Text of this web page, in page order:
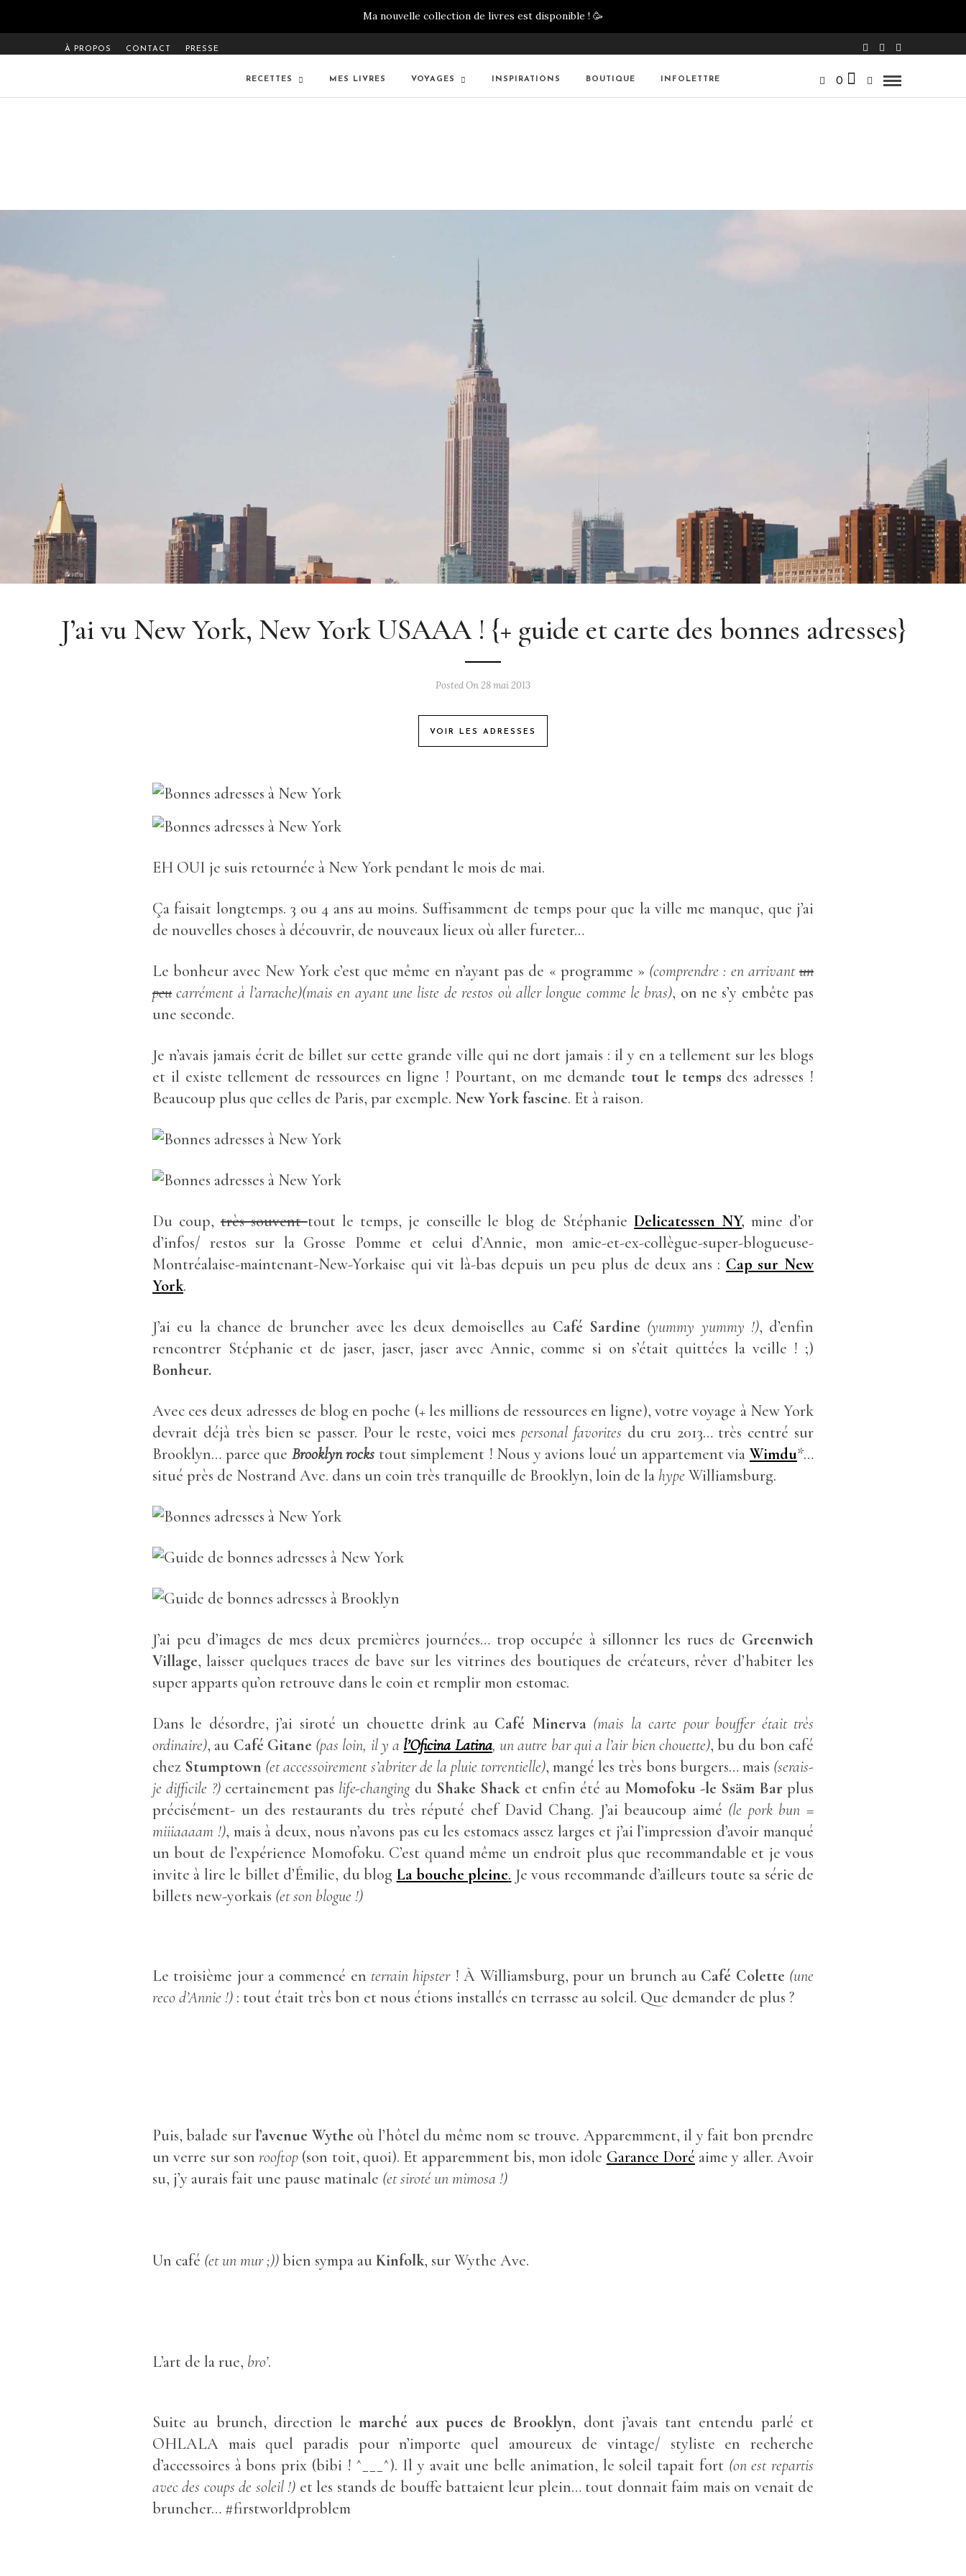
Ma nouvelle collection de livres est disponible ! 🥳
À PROPOS CONTACT PRESSE
RECETTES MES LIVRES VOYAGES INSPIRATIONS BOUTIQUE INFOLETTRE 0
J’ai vu New York, New York USAAA ! {+ guide et carte des bonnes adresses}
Posted On 28 mai 2013
VOIR LES ADRESSES
EH OUI je suis retournée à New York pendant le mois de mai.
Ça faisait longtemps. 3 ou 4 ans au moins. Suffisamment de temps pour que la ville me manque, que j’ai
de nouvelles choses à découvrir, de nouveaux lieux où aller fureter…
Le bonheur avec New York c’est que même en n’ayant pas de « programme » (comprendre : en arrivantun
peu carrément à l’arrache)(mais en ayant une liste de restos où aller longue comme le bras), on ne s’y embête pas
une seconde.
Je n’avais jamais écrit de billet sur cette grande ville qui ne dort jamais : il y en a tellement sur les blogs
et il existe tellement de ressources en ligne ! Pourtant, on me demande tout le temps des adresses !
Beaucoup plus que celles de Paris, par exemple. New York fascine. Et à raison.
Du coup,très souventtout le temps, je conseille le blog de StéphanieDelicatessen NY, mine d’or
d’infos/ restos sur la Grosse Pomme et celui d’Annie, mon amie-et-ex-collègue-super-blogueuse-
Montréalaise-maintenant-New-Yorkaise qui vit là-bas depuis un peu plus de deux ans : Cap sur New
York.
J’ai eu la chance de bruncher avec les deux demoiselles au Café Sardine (yummy yummy !), d’enfin
rencontrer Stéphanie et de jaser, jaser, jaser avec Annie, comme si on s’était quittées la veille ! ;)
Bonheur.
Avec ces deux adresses de blog en poche (+ les millions de ressources en ligne), votre voyage à New York
devrait déjà très bien se passer. Pour le reste, voici mespersonal favorites du cru 2013… très centré sur
Brooklyn… parce que Brooklyn rocks tout simplement ! Nous y avions loué un appartement viaWimdu*…
situé près de Nostrand Ave. dans un coin très tranquille de Brooklyn, loin de la hype Williamsburg.
J’ai peu d’images de mes deux premières journées… trop occupée à sillonner les rues de Greenwich
Village, laisser quelques traces de bave sur les vitrines des boutiques de créateurs, rêver d’habiter les
super apparts qu’on retrouve dans le coin et remplir mon estomac.
Dans le désordre, j’ai siroté un chouette drink au Café Minerva (mais la carte pour bouffer était très
ordinaire), au Café Gitane (pas loin, il y a l’Oficina Latina, un autre bar qui a l’air bien chouette), bu du bon café
chez Stumptown (et accessoirement s’abriter de la pluie torrentielle), mangé les très bons burgers… mais (serais-
je difficile ?)certainement pas life-changing du Shake Shacket enfin été au Momofoku -le Ssäm Barplus
précisément- un des restaurants du très réputé chef David Chang. J’ai beaucoup aimé (le pork bun =
miiiaaaam !), mais à deux, nous n’avons pas eu les estomacs assez larges et j’ai l’impression d’avoir manqué
un bout de l’expérience Momofoku. C’est quand même un endroit plus que recommandable et je vous
invite à lire le billet d’Émilie, du blog La bouche pleine. Je vous recommande d’ailleurs toute sa série de
billets new-yorkais (et son blogue !)
Le troisième jour a commencé en terrain hipster! À Williamsburg, pour un brunch au Café Colette (une
reco d’Annie !) : tout était très bon et nous étions installés en terrasse au soleil. Que demander de plus ?
Puis, balade sur l’avenue Wythe où l’hôtel du même nom se trouve. Apparemment, il y fait bon prendre
un verre sur sonrooftop (son toit, quoi). Et apparemment bis, mon idole Garance Doré aime y aller. Avoir
su, j’y aurais fait une pause matinale (et siroté un mimosa !)
Un café (et un mur ;))bien sympa auKinfolk, sur Wythe Ave.
L’art de la rue, bro’.
Suite au brunch, direction lemarché aux puces de Brooklyn, dont j’avais tant entendu parlé et
OHLALA mais quel paradis pour n’importe quel amoureux de vintage/ styliste en recherche
d’accessoires à bons prix (bibi ! ^___^). Il y avait une belle animation, le soleil tapait fort (on est repartis
avec des coups de soleil !) et les stands de bouffe battaient leur plein… tout donnait faim mais on venait de
bruncher… #firstworldproblem